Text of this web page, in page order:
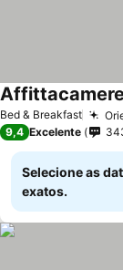
Bed & Breakfast
9,4 Excelente
Selecione as
exatos.